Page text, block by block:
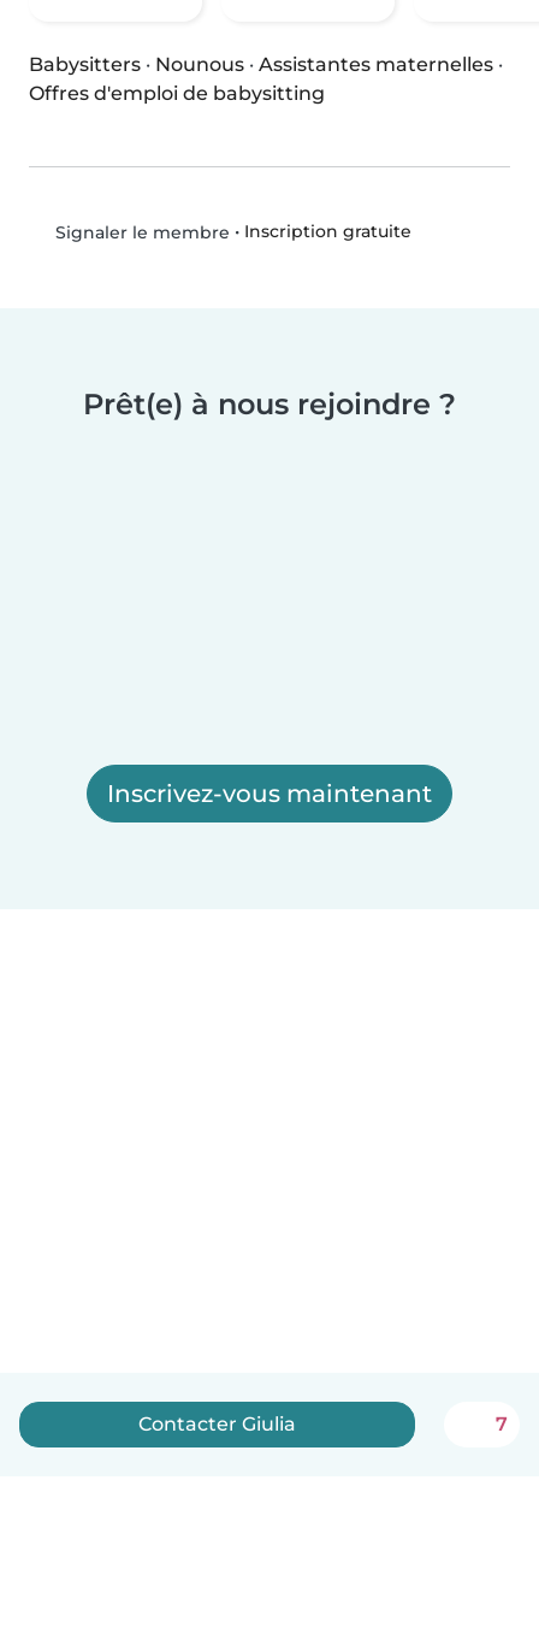
Babysitters · Nounous · Assistantes maternelles ·
Offres d'emploi de babysitting
Signaler le membre • Inscription gratuite
Prêt(e) à nous rejoindre ?
Inscrivez-vous maintenant
Contacter Giulia 7